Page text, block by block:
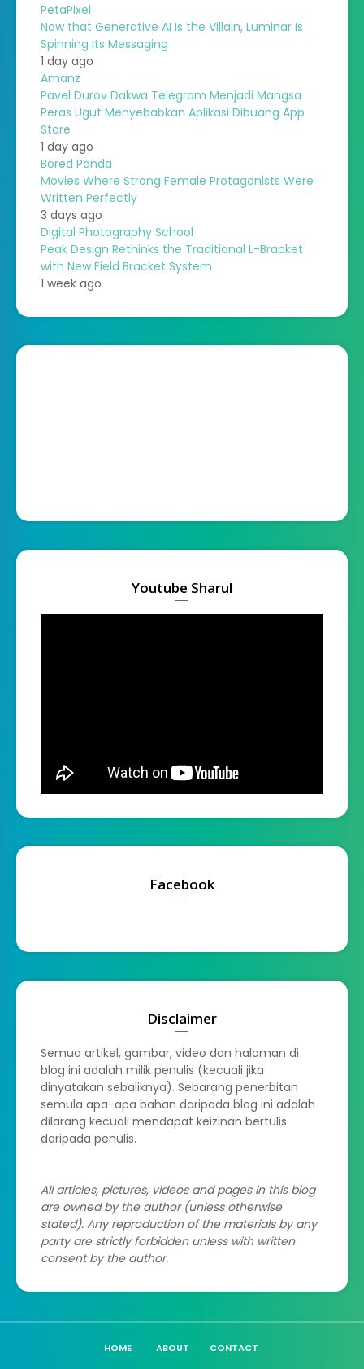
PetaPixel
Now that Generative AI Is the Villain, Luminar Is
Spinning Its Messaging
1 day ago
Amanz
Pavel Durov Dakwa Telegram Menjadi Mangsa
Peras Ugut Menyebabkan Aplikasi Dibuang App
Store
1 day ago
Bored Panda
Movies Where Strong Female Protagonists Were
Written Perfectly
3 days ago
Digital Photography School
Peak Design Rethinks the Traditional L-Bracket
with New Field Bracket System
1 week ago
Youtube Sharul
Facebook
Disclaimer
Semua artikel, gambar, video dan halaman di
blog ini adalah milik penulis (kecuali jika
dinyatakan sebaliknya). Sebarang penerbitan
semula apa-apa bahan daripada blog ini adalah
dilarang kecuali mendapat keizinan bertulis
daripada penulis.
All articles, pictures, videos and pages in this blog
are owned by the author (unless otherwise
stated). Any reproduction of the materials by any
party are strictly forbidden unless with written
consent by the author.
HOME ABOUT CONTACT